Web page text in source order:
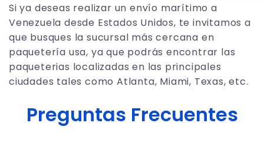
Si ya deseas realizar un envío marítimo a
Venezuela desde Estados Unidos, te invitamos a
que busques la sucursal más cercana en
paquetería usa, ya que podrás encontrar las
paqueterias localizadas en las principales
ciudades tales como Atlanta, Miami, Texas, etc.
Preguntas Frecuentes